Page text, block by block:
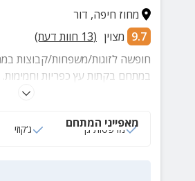
מחוז חיפה, דור
9.7 מצוין (
13 חוות דעת)
חופשה לזוגות/משפחות/קבוצות
במתחם בקתות עץ כפריות
ועד ת' ומובילה אל חצר מושקעת
מאפייני המתחם
מרפסות גן ג‘קוזי